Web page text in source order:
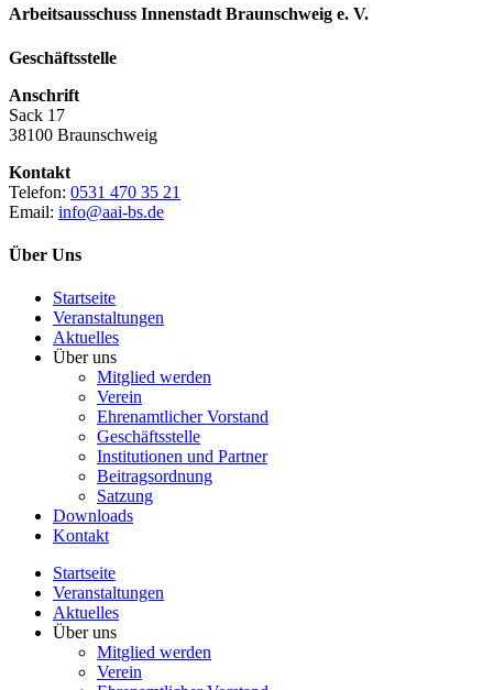
Arbeitsausschuss Innenstadt Braunschweig e. V.
Geschäftsstelle
Anschrift
Sack 17
38100 Braunschweig
Kontakt
Telefon: 0531 470 35 21
Email: info@aai-bs.de
Über Uns
Startseite
Veranstaltungen
Aktuelles
Über uns
Mitglied werden
Verein
Ehrenamtlicher Vorstand
Geschäftsstelle
Institutionen und Partner
Beitragsordnung
Satzung
Downloads
Kontakt
Startseite
Veranstaltungen
Aktuelles
Über uns
Mitglied werden
Verein